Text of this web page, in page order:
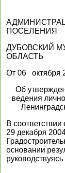
ПОСЕЛЕНИЯ
ДУБОВСКИЙ
ОБЛАСТЬ
От 06
Об
ведения
В
29 декабря
основании